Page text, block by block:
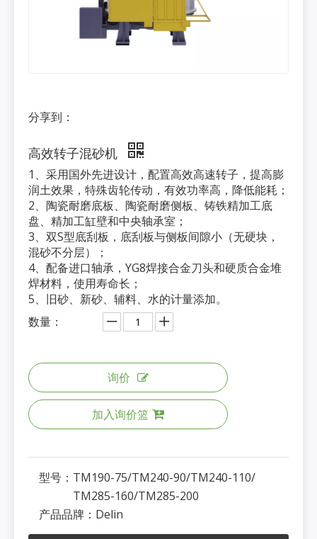
分享到：
高效转子混砂机
1、采用国外先进设计，配置高效高速转子，提高膨
润土效果，特殊齿轮传动，有效功率高，降低能耗；
2、陶瓷耐磨底板、陶瓷耐磨侧板、铸铁精加工底
盘、精加工缸壁和中央轴承室；
3、双S型底刮板，底刮板与侧板间隙小（无硬块，
混砂不分层）；
4、配备进口轴承，YG8焊接合金刀头和硬质合金堆
焊材料，使用寿命长；
5、旧砂、新砂、辅料、水的计量添加。
数量：
询价
加入询价篮
型号： TM190-75/TM240-90/TM240-110/
TM285-160/TM285-200
产品品牌： Delin